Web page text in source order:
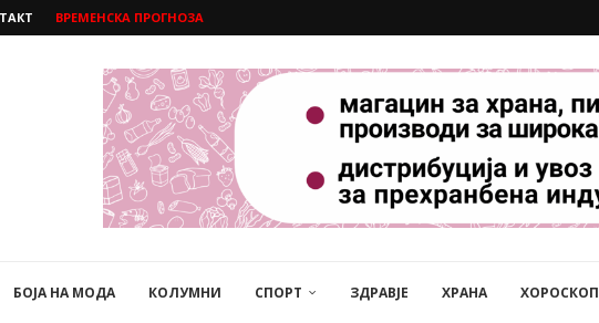
ВРЕМЕНСКА ПРОГНОЗА
БОЈА НА МОДА КОЛУМНИ СПОРТ ЗДРАВЈЕ ХРАНА ХОРОСКОП